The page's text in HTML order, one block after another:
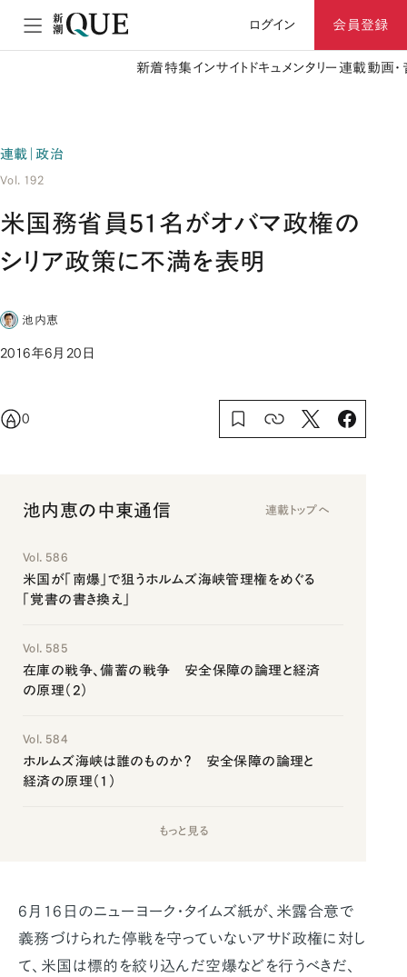
ログイン 会員登録
新着特集 インサイト ドキュメンタリー 連載動画
連載｜政治
Vol. 192
米国務省員51名がオバマ政権の
シリア政策に不満を表明
池内恵
2016年6月20日
0
池内恵の中東通信 連載トップへ
Vol. 586
米国が「南爆」で狙うホルムズ海峡管理権をめぐる
「覚書の書き換え」
Vol. 585
在庫の戦争、備蓄の戦争 安全保障の論理と経済
の原理（2）
Vol. 584
ホルムズ海峡は誰のものか？ 安全保障の論理と
経済の原理（1）
もっと見る
6月16日のニューヨーク・タイムズ紙が、米露合意で
義務づけられた停戦を守っていないアサド政権に対し
て、米国は標的を絞り込んだ空爆などを行うべきだ、